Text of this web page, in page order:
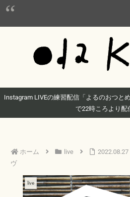
Instagram LIVEの練習配信「よるのおつと
で22時ころより配
ホーム live
ヴ
live